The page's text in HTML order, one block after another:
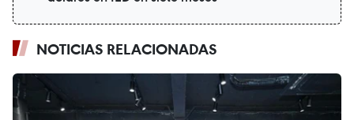
NOTICIAS RELACIONADAS